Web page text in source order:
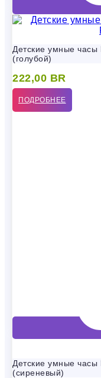
Детские умные часы
(голубой)
222,00 BR
ПОДРОБНЕЕ
Детские умные часы
(сиреневый)